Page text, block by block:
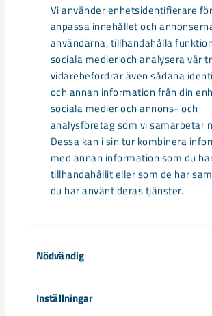
Vi använder enhetsidentifierare
anpassa innehållet och
användarna, tillhandahålla
sociala medier och analysera vår
vidarebefordrar även sådana
och annan information från din
sociala medier och annons- och
analysföretag som vi samarbetar
Dessa kan i sin tur kombinera
med annan information som du
tillhandahållit eller som de har
du har använt deras tjänster.
Nödvändig
Inställningar
Relaterat innehåll
Så kan humanoida
säkerheten i
Utvecklingen av humanoida robotar,